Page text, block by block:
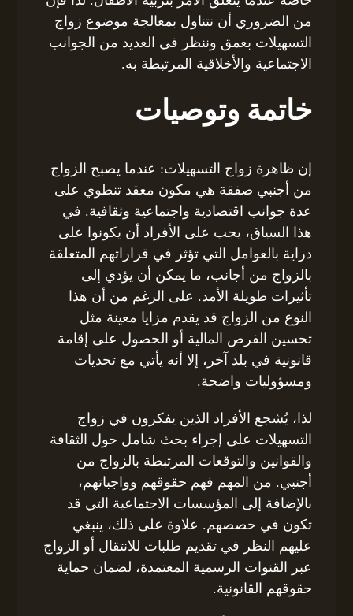
من الضروري أن نتناول بمعالجة موضوع زواج
التسهيلات بعمق وننظر في العديد من الجوانب
الاجتماعية والأخلاقية المرتبطة به.
خاتمة وتوصيات
إن ظاهرة زواج التسهيلات: عندما يصبح الزواج
من أجنبي صفقة هي مكون معقد تنطوي على
عدة جوانب اقتصادية واجتماعية وثقافية. في
هذا السياق، يجب على الأفراد أن يكونوا على
دراية بالعوامل التي تؤثر في قراراتهم المتعلقة
بالزواج من أجانب، ما يمكن أن يؤدي إلى
تأثيرات طويلة الأمد. على الرغم من أن هذا
النوع من الزواج قد يقدم مزايا معينة مثل
تحسين الفرص المالية أو الحصول على إقامة
قانونية في بلد آخر، إلا أنه يأتي مع تحديات
ومسؤوليات واضحة.
لذا، يُشجع الأفراد الذين يفكرون في زواج
التسهيلات على إجراء بحث شامل حول الثقافة
والقوانين والتوقعات المرتبطة بالزواج من
أجنبي. من المهم فهم حقوقهم وواجباتهم،
بالإضافة إلى المؤسسات الاجتماعية التي قد
تكون في حصصهم. علاوة على ذلك، ينبغي
عليهم النظر في تقديم طلبات للانتقال أو الزواج
عبر القنوات الرسمية المعتمدة، لضمان حماية
حقوقهم القانونية.